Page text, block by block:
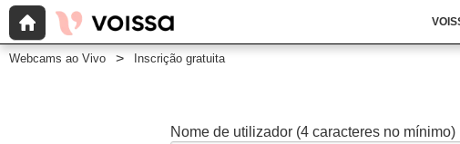
Webcams ao Vivo Inscrição gratuita
Nome de utilizador (4 caracteres no mínimo)